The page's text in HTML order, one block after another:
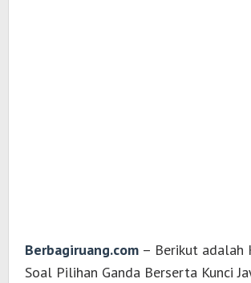
Berbagiruang.com – Berikut adalah
Soal Pilihan Ganda Berserta Kunci